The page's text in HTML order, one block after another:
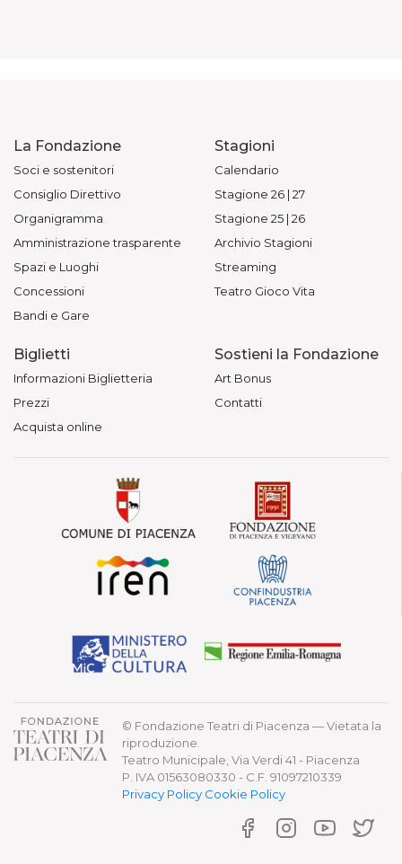
La Fondazione
Soci e sostenitori
Consiglio Direttivo
Organigramma
Amministrazione trasparente
Spazi e Luoghi
Concessioni
Bandi e Gare
Stagioni
Calendario
Stagione 26 | 27
Stagione 25 | 26
Archivio Stagioni
Streaming
Teatro Gioco Vita
Biglietti
Informazioni Biglietteria
Prezzi
Acquista online
Sostieni la Fondazione
Art Bonus
Contatti
© Fondazione Teatri di Piacenza — Vietata la
riproduzione.
Teatro Municipale, Via Verdi 41 - Piacenza
P. IVA 01563080330 - C.F. 91097210339
Privacy Policy Cookie Policy